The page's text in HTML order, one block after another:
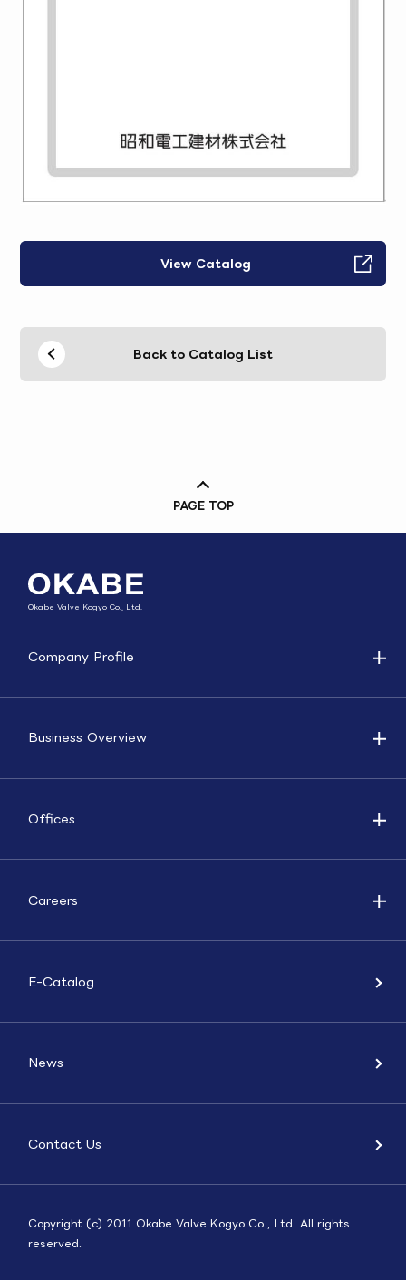
View Catalog
Back to Catalog List
PAGE TOP
Okabe Valve Kogyo Co., Ltd.
Company Profile
Business Overview
Offices
Careers
E-Catalog
News
Contact Us
Copyright (c) 2011 Okabe Valve Kogyo Co., Ltd. All rights
reserved.